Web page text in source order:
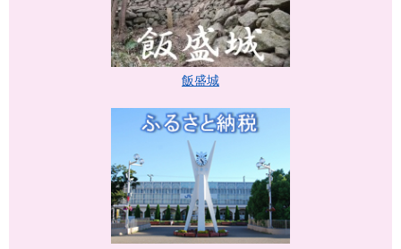
飯盛城